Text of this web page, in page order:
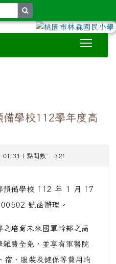
學校112學年度高
01-31 | 點閱數： 321
預備學校 112 年 1 月 17
號函辦理。
培育未來國軍幹部之高
費全免，並享有軍醫院
宿、服裝及健保等費用均